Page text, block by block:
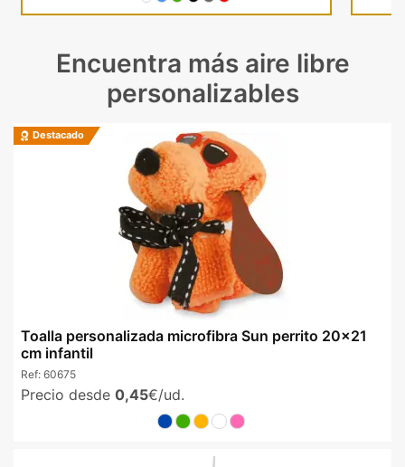
Encuentra más aire libre
personalizables
Destacado
Toalla personalizada microfibra Sun perrito 20x21
cm infantil
Ref: 60675
Precio desde 0,45€/ud.